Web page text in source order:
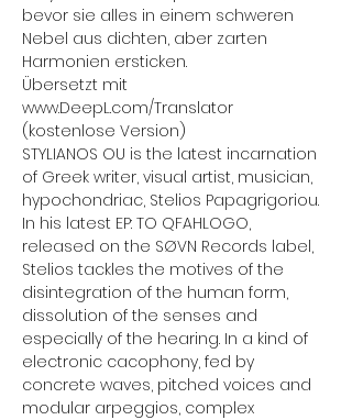
bevor sie alles in einem schweren
Nebel aus dichten, aber zarten
Harmonien ersticken.
Übersetzt mit
www.DeepL.com/Translator
(kostenlose Version)
STYLIANOS OU is the latest incarnation
of Greek writer, visual artist, musician,
hypochondriac, Stelios Papagrigoriou.
In his latest EP: TO QFAHLOGO,
released on the SØVN Records label,
Stelios tackles the motives of the
disintegration of the human form,
dissolution of the senses and
especially of the hearing. In a kind of
electronic cacophony, fed by
concrete waves, pitched voices and
modular arpeggios, complex